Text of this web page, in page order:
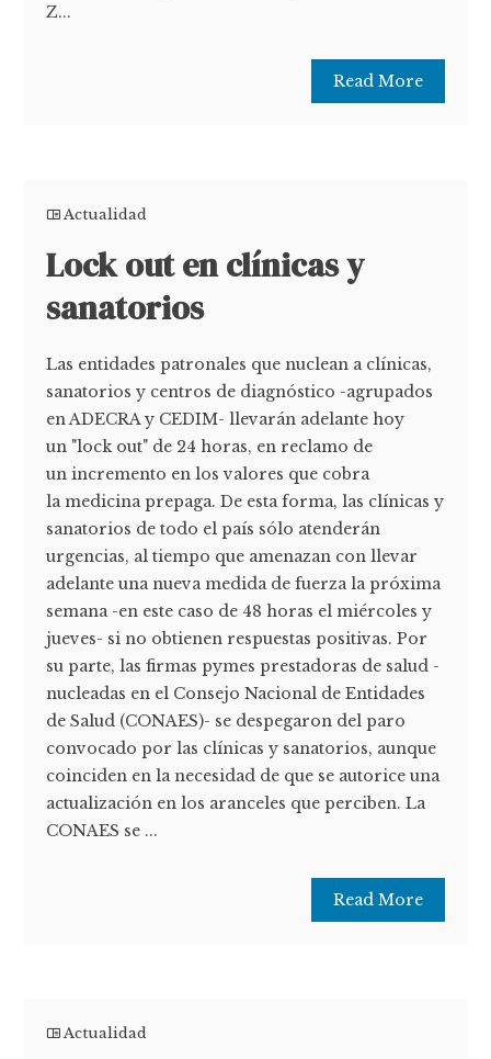
Z...
Read More
Actualidad
Lock out en clínicas y
sanatorios
Las entidades patronales que nuclean a clínicas,
sanatorios y centros de diagnóstico -agrupados
en ADECRA y CEDIM- llevarán adelante hoy
un "lock out" de 24 horas, en reclamo de
un incremento en los valores que cobra
la medicina prepaga. De esta forma, las clínicas y
sanatorios de todo el país sólo atenderán
urgencias, al tiempo que amenazan con llevar
adelante una nueva medida de fuerza la próxima
semana -en este caso de 48 horas el miércoles y
jueves- si no obtienen respuestas positivas. Por
su parte, las firmas pymes prestadoras de salud -
nucleadas en el Consejo Nacional de Entidades
de Salud (CONAES)- se despegaron del paro
convocado por las clínicas y sanatorios, aunque
coinciden en la necesidad de que se autorice una
actualización en los aranceles que perciben. La
CONAES se ...
Read More
Actualidad